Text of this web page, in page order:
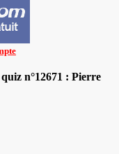
n°12671 : Pierre